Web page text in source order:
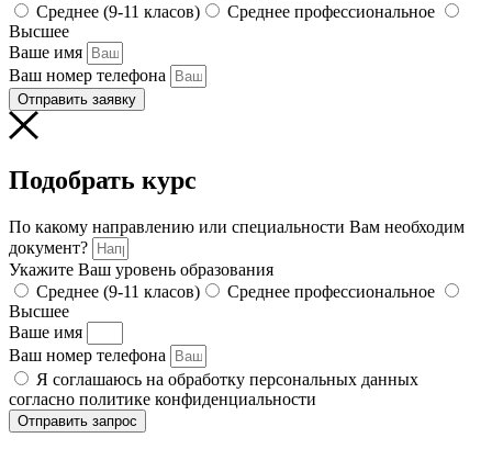
Среднее (9-11 класов)
Среднее профессиональное
Высшее
Ваше имя
Ваш номер телефона
Отправить заявку
Подобрать курс
По какому направлению или специальности Вам необходим
документ?
Укажите Ваш уровень образования
Среднее (9-11 класов)
Среднее профессиональное
Высшее
Ваше имя
Ваш номер телефона
Я соглашаюсь на обработку персональных данных
согласно политике конфиденциальности
Отправить запрос